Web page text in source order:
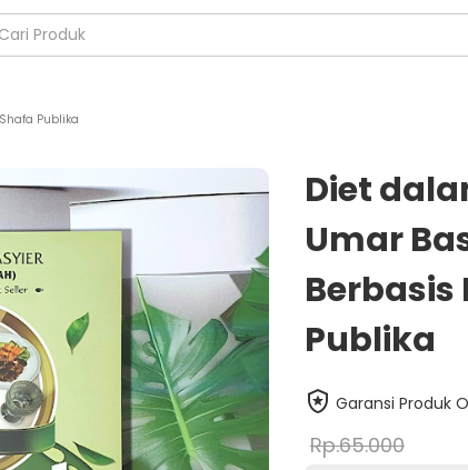
Shafa Publika
Diet
Umar
Berbasis
Publika
Garansi Produk
Rp.65.000